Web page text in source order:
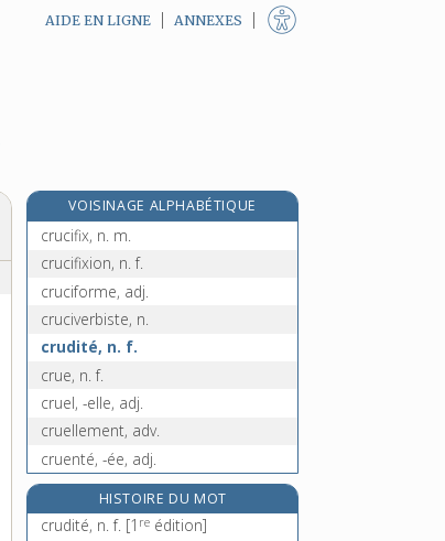
AIDE EN LIGNE ANNEXES
VOISINAGE ALPHABÉTIQUE
crucifier, v. tr.
crucifix, n. m.
crucifixion, n. f.
cruciforme, adj.
cruciverbiste, n.
crudité, n. f.
crue, n. f.
cruel, -elle, adj.
cruellement, adv.
cruenté, -ée, adj.
crumble, n. m.
crûment, adv.
HISTOIRE DU MOT
crudité, n. f. [1 re édition]